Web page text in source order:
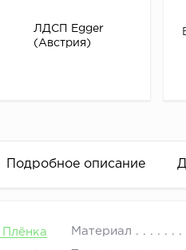
ЛДСП Egger
(Австрия)
Подробное описание
Материал